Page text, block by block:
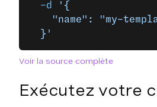
  -d
'{
"name": "my-
  }'
Voir la source complète
Exécutez votre